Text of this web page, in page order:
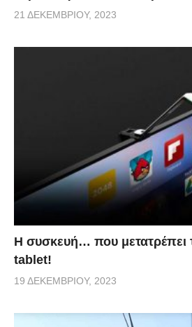
21 ΔΕΚΕΜΒΡΊΟΥ, 2023
Η συσκευή… που μετατρέπει
tablet!
19 ΔΕΚΕΜΒΡΊΟΥ, 2023